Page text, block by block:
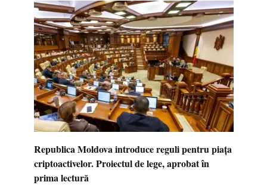
Republica Moldova introduce reguli pentru piața
criptoactivelor. Proiectul de lege, aprobat în
prima lectură